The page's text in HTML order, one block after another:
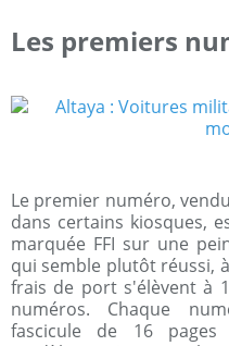
Les premiers
Le premier numéro,
dans certains kiosques,
marquée FFI sur une
qui semble plutôt réussi,
frais de port s'élèvent à
numéros. Chaque
fascicule de 16